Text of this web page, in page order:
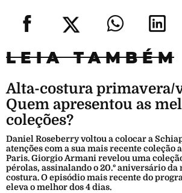
LEIA TAMBÉM
Alta-costura primavera/
Quem apresentou as
coleções?
Daniel Roseberry voltou a colocar a
atenções com a sua mais recente coleção
Paris. Giorgio Armani revelou uma
pérolas, assinalando o 20.º aniversário da
costura. O episódio mais recente do
eleva o melhor dos 4 dias.